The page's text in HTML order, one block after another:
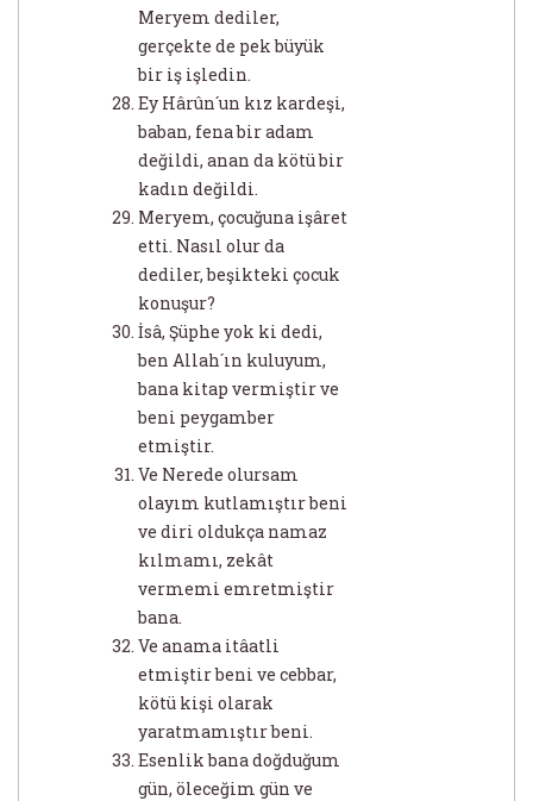
Meryem dediler,
gerçekte de pek büyük
bir iş işledin.
Ey Hârûn´un kız kardeşi,
baban, fena bir adam
değildi, anan da kötü bir
kadın değildi.
Meryem, çocuğuna işâret
etti. Nasıl olur da
dediler, beşikteki çocuk
konuşur?
İsâ, Şüphe yok ki dedi,
ben Allah´ın kuluyum,
bana kitap vermiştir ve
beni peygamber
etmiştir.
Ve Nerede olursam
olayım kutlamıştır beni
ve diri oldukça namaz
kılmamı, zekât
vermemi emretmiştir
bana.
Ve anama itâatli
etmiştir beni ve cebbar,
kötü kişi olarak
yaratmamıştır beni.
Esenlik bana doğduğum
gün, öleceğim gün ve